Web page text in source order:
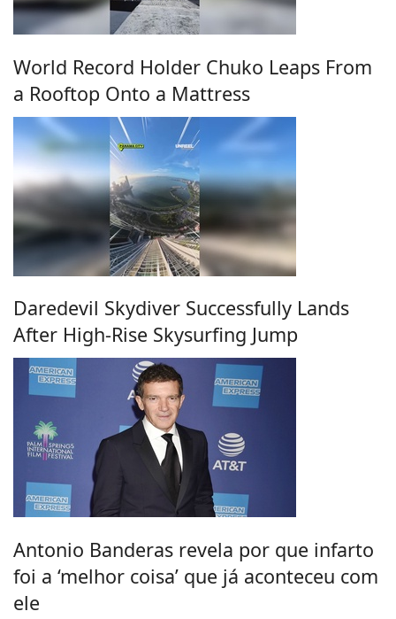
World Record Holder Chuko Leaps From
a Rooftop Onto a Mattress
Daredevil Skydiver Successfully Lands
After High-Rise Skysurfing Jump
Antonio Banderas revela por que infarto
foi a ‘melhor coisa’ que já aconteceu com
ele